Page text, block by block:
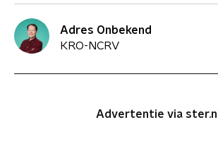
Adres Onbekend
KRO-NCRV
Advertentie via ster.nl